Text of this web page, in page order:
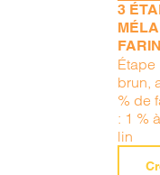
3
Étape
brun,
% de
: 1 %
lin